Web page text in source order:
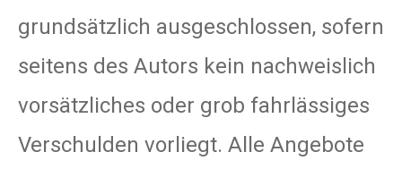
grundsätzlich ausgeschlossen, sofern
seitens des Autors kein nachweislich
vorsätzliches oder grob fahrlässiges
Verschulden vorliegt. Alle Angebote